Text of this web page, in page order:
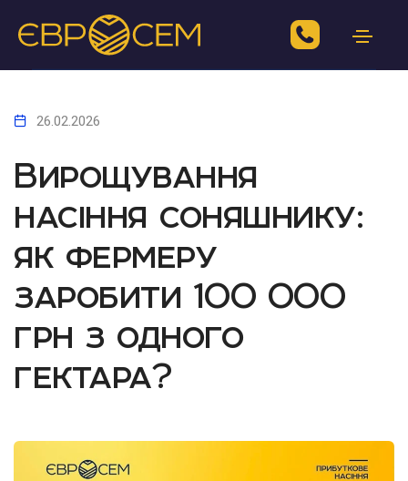
26.02.2026
Вирощування
насіння соняшнику:
як фермеру
заробити 100 000
грн з одного
гектара?